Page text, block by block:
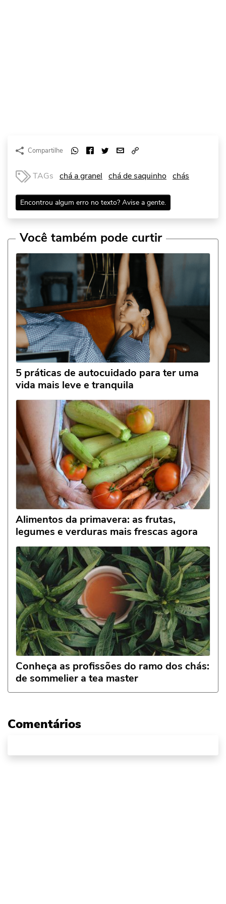
Compartilhe
TAGs chá a granel chá de saquinho chás
Encontrou algum erro no texto? Avise a gente.
Você também pode curtir
5 práticas de autocuidado para ter uma
vida mais leve e tranquila
Alimentos da primavera: as frutas,
legumes e verduras mais frescas agora
Conheça as profissões do ramo dos chás:
de sommelier a tea master
Comentários